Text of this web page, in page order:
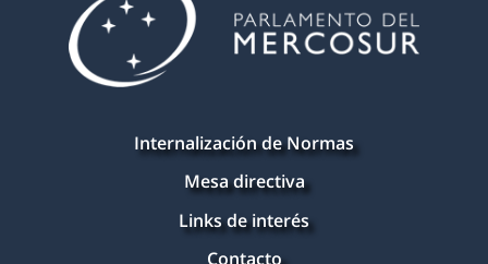
Internalización de Normas
Mesa directiva
Links de interés
Contacto